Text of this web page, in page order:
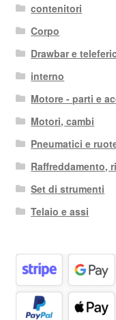
contenitori
Corpo
Drawbar e
interno
Motore - parti e
Motori, cambi
Pneumatici e
Raffreddamento,
Set di strumenti
Telaio e assi